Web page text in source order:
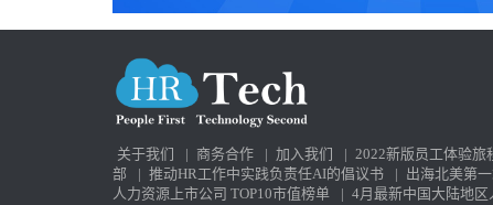
关于我们 | 商务合作 | 加入我们 | 2022新版员工体验旅
部
| 推动HR工作中实践负责任AI的倡议书 | 出海北美第
人力资源上市公司 TOP10市值榜单
| 4月最新中国大陆地区